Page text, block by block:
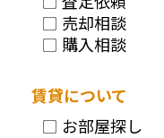
売却相談
購入相談
賃貸について
お部屋探し